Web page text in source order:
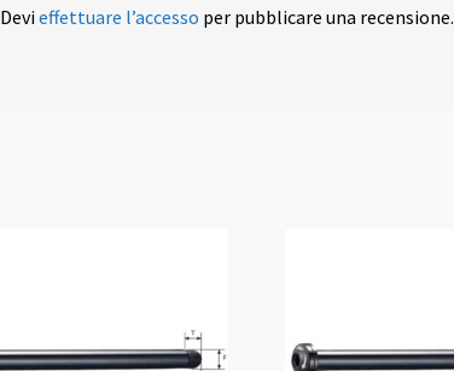
Devieffettuare l’accesso per pubblicare una recensione.